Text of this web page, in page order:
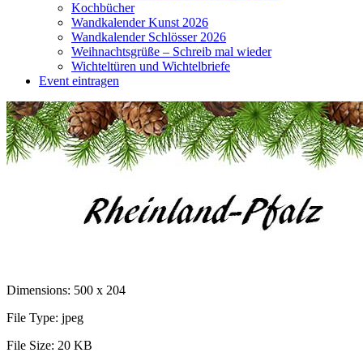
Kochbücher
Wandkalender Kunst 2026
Wandkalender Schlösser 2026
Weihnachtsgrüße – Schreib mal wieder
Wichteltüren und Wichtelbriefe
Event eintragen
Dimensions: 500 x 204
File Type: jpeg
File Size: 20 KB